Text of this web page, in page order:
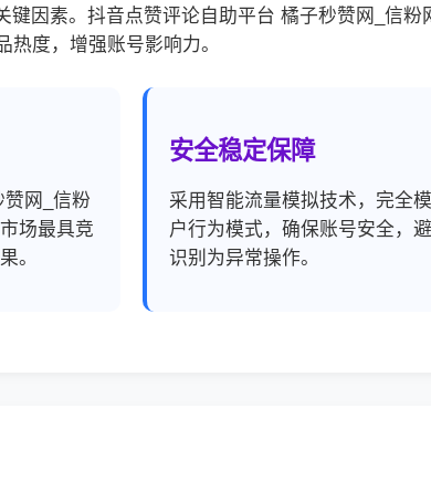
因素。抖音点赞评论自助平台 橘子秒赞网_信粉
度，增强账号影响力。
网_信粉
场最具竞
。
安全稳定保障
采用智能流量模拟技术，完全
户行为模式，确保账号安全，
识别为异常操作。